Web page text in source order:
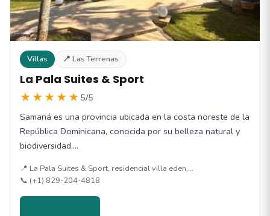
Villas 📍 Las Terrenas
La Pala Suites & Sport
★★★★★ 5/5
Samaná es una provincia ubicada en la costa noreste de la
República Dominicana, conocida por su belleza natural y
biodiversidad.…
📍 La Pala Suites & Sport, residencial villa eden,…
📞 (+1) 829-204-4818